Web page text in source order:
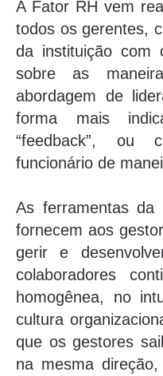
A Fator RH vem
todos os gerentes,
da instituição com
sobre as
abordagem de
forma mais
“feedback”, ou
funcionário de
As ferramentas da
fornecem aos
gerir e
colaboradores
homogênea, no
cultura
que os gestores
na mesma